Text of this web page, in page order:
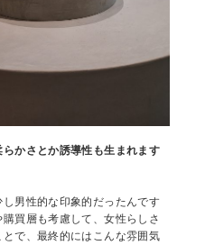
かさとか誘導性も生まれます
男性的な印象的だったんです
買層も考慮して、女性らしさ
で、最終的にはこんな雰囲気